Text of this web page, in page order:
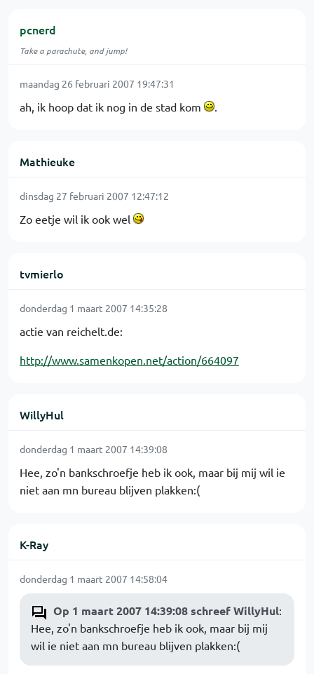
pcnerd
Take a parachute, and jump!
maandag 26 februari 2007 19:47:31
ah, ik hoop dat ik nog in de stad kom .
Mathieuke
dinsdag 27 februari 2007 12:47:12
Zo eetje wil ik ook wel
tvmierlo
donderdag 1 maart 2007 14:35:28
actie van reichelt.de:
http://www.samenkopen.net/action/664097
WillyHul
donderdag 1 maart 2007 14:39:08
Hee, zo'n bankschroefje heb ik ook, maar bij mij wil ie
niet aan mn bureau blijven plakken:(
K-Ray
donderdag 1 maart 2007 14:58:04
Op 1 maart 2007 14:39:08 schreef WillyHul:
Hee, zo'n bankschroefje heb ik ook, maar bij mij
wil ie niet aan mn bureau blijven plakken:(